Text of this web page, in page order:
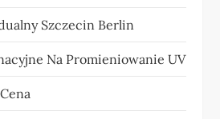
Szczecin Berlin
Na Promieniowanie UV